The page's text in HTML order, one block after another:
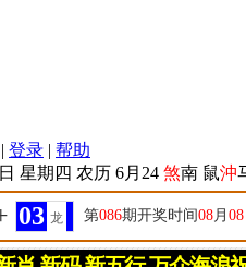
| 登录 | 帮助
日 星期四 农历 6月24 煞南 鼠沖